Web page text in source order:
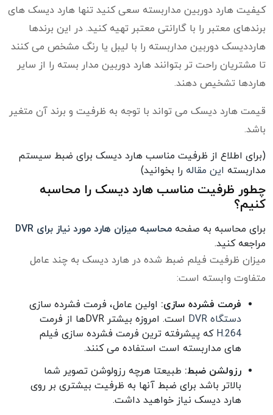
کیفیت هارد دوربین مداربسته سعی کنید تنها هارد دیسک های
برندهای معتبر را با گارانتی معتبر تهیه کنید. در این برندها
هارددیسک دوربین مداربسته را با لیبل یا رنگ مشخص می کنند
تا مشتریان راحت تر بتوانند هارد دوربین مدار بسته را از سایر
هاردها تشخیص دهند.
قیمت هارد دیسک می تواند با توجه به ظرفیت و برند آن متغیر
باشد.
(برای اطلاع از ظرفیت مناسب هارد دیسک برای ضبط سیستم
مداربسته این مقاله را بخوانید)
چطور ظرفیت مناسب هارد دیسک را محاسبه
کنیم؟
برای محاسبه به صفحه محاسبه میزان هارد مورد نیاز برای DVR
مراجعه کنید.
میزان ظرفیت فیلم ضبط شده در هارد دیسک به چند عامل
متفاوت وابسته است:
فرمت فشرده سازی: اولین عامل، فرمت فشرده سازی
دستگاه DVR
است. امروزه بیشتر DVRها از فرمت
H.264 که پیشرفته ترین فرمت فشرده سازی فیلم
های مداربسته است استفاده می کنند.
رزولشن ضبط: طبیعتا هرچه رزولوشن تصویر شما
بالاتر باشد برای ضبط آنها به ظرفیت بیشتری بر روی
هارد دیسک نیاز خواهید داشت.